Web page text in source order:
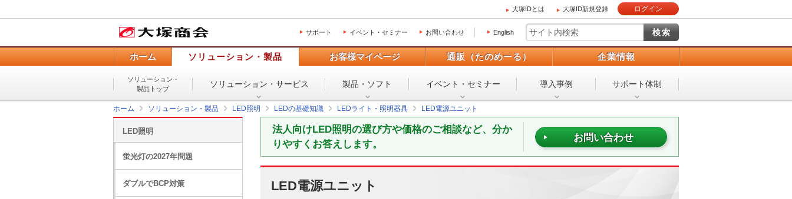
大塚IDとは 大塚ID新規登録 ログイン
サポート イベント・セミナー お問い合わせ English
ホーム ソリューション・製品 お客様マイページ 通販（たのめーる） 企業情報
ソリューション・
製品トップ
ソリューション・ サービス 製品・ソフト イベント・ セミナー 導入事例 サポート体制
ホーム ソリューション・製品 LED照明 LEDの基礎知識 LEDライト・照明器具 LED電源ユニット
法人向けLED照明の選び方や価格のご相談など、分か
りやすくお答えします。
お問い合わせ
LED電源ユニット
LED照明
蛍光灯の2027年問題
ダブルでBCP対策